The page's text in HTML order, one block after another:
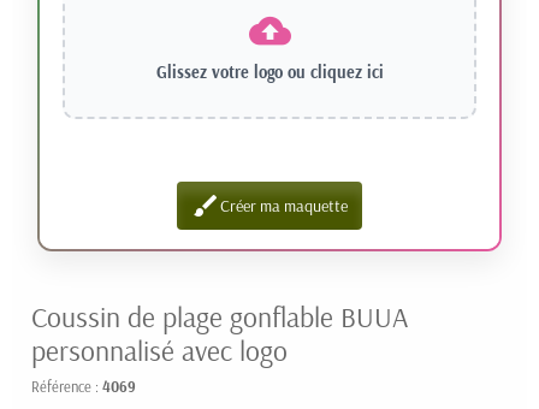
Glissez votre logo ou cliquez ici
brushCréer ma maquette
Coussin de plage gonflable BUUA
personnalisé avec logo
Référence : 4069